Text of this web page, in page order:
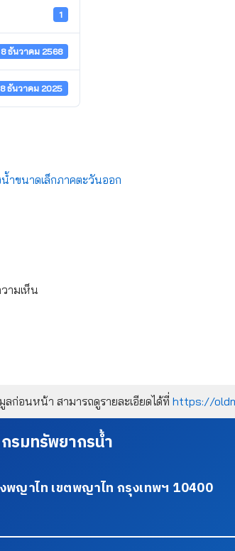
1
8 ธันวาคม 2568
8 ธันวาคม 2025
ขนาดเล็กภาคตะวันออก
ามเห็น
ก่อนหน้า สามารถดูรายละเอียดได้ที่ https://
รมทรัพยากรน้ำ
พญาไท เขตพญาไท กรุงเทพฯ 10400